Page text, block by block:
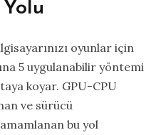
oyunlar için
5 uygulanabilir yöntemi
koyar. GPU-CPU
ve sürücü
bu yol